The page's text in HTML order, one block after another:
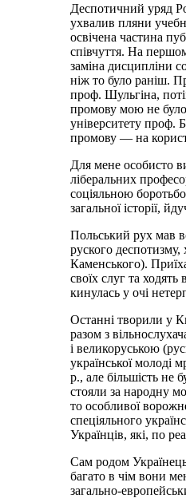
Деспотичний уряд
ухвалив пляни
освічена частина
співчуття. На
заміна дисципліни
ніж то було раніш.
проф. Шульгіна,
промову мою не
університету проф.
промову — на
Для мене особисто
ліберальних
соціяльною
загальної історії,
Польський рух мав
руского
Каменського).
своїх слуг та
кинулась у очі
Останні творили у
разом з
і великоруською
української молоді
р., але більшість не
стояли за народну
то особливої
спеціяльного
Українців, які, по
Сам родом
багато в чім вони
загально-